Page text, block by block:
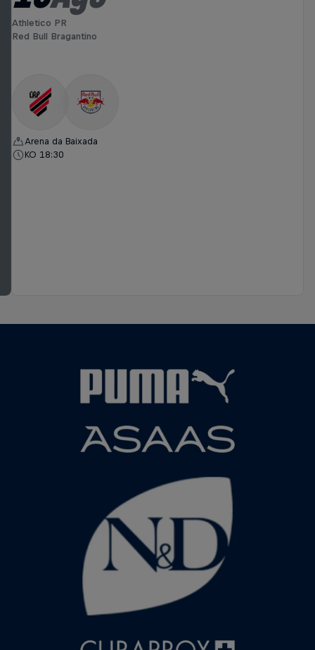
Athletico PR
Red Bull Bragantino
Arena da Baixada
KO 18:30